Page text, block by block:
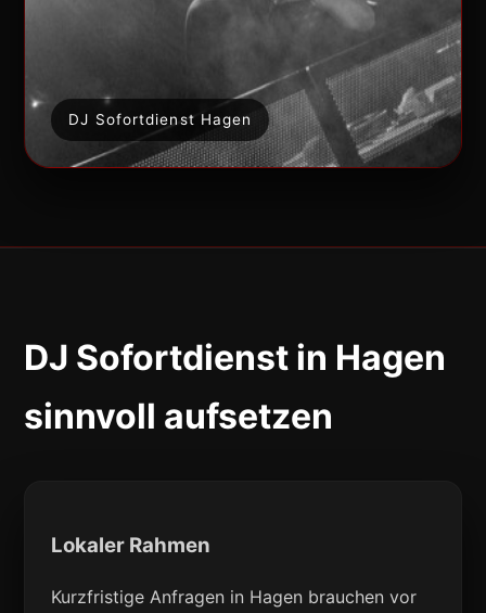
DJ Sofortdienst Hagen
DJ Sofortdienst in Hagen
sinnvoll aufsetzen
Lokaler Rahmen
Kurzfristige Anfragen in Hagen brauchen vor